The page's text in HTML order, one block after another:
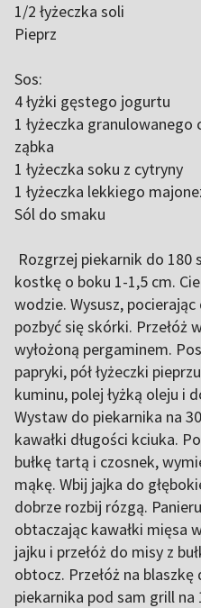
1/2 łyżeczka soli
Pieprz
Sos:
4 łyżki gęstego jogurtu
1 łyżeczka
ząbka
1 łyżeczka soku z cytryny
1 łyżeczka lekkiego
Sól do smaku
Rozgrzej piekarnik do
kostkę o boku 1-1,5 cm.
wodzie. Wysusz,
pozbyć się skórki. Przełóż
wyłożoną pergaminem.
papryki, pół łyżeczki
kuminu, polej łyżką oleju i
Wystaw do piekarnika na
kawałki długości kciuka.
bułkę tartą i czosnek,
mąkę. Wbij jajka do
dobrze rozbij rózgą.
obtaczając kawałki mięsa
jajku i przełóż do misy z
obtocz. Przełóż na
piekarnika pod sam grill na